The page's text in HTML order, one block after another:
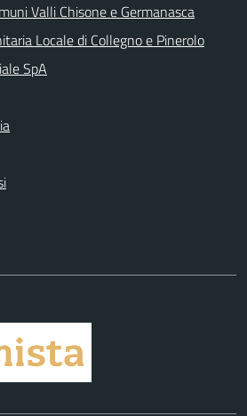
Valli Chisone e Germanasca
Locale di Collegno e Pinerolo
SpA